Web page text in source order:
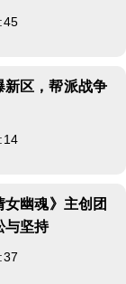
新区，帮派战争
幽魂》主创团
与坚持